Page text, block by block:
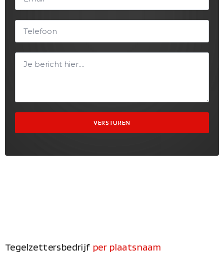
Tegelzettersbedrijf per plaatsnaam
VERSTUREN